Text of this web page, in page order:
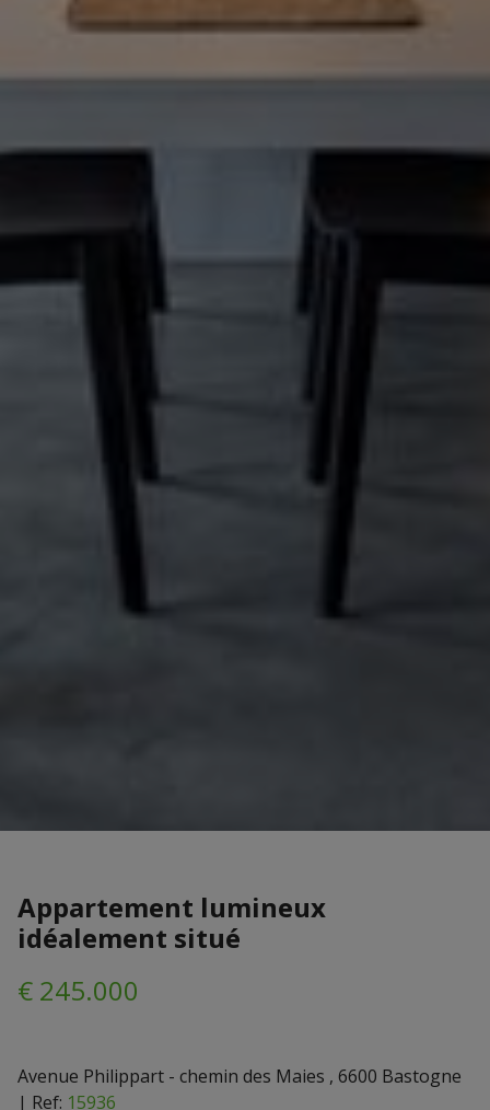
Appartement lumineux
idéalement situé
€ 245.000
Avenue Philippart - chemin des Maies , 6600 Bastogne
| Ref: 15936